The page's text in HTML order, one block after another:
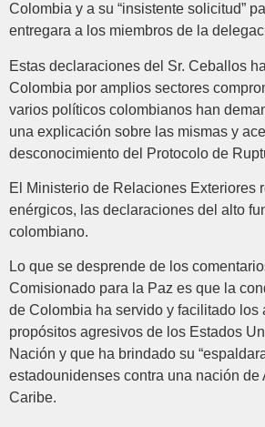
Colombia y a su “insistente solicitud”
entregara a los miembros de la
Estas declaraciones del Sr. Ceballos
Colombia por amplios sectores
varios políticos colombianos han
una explicación sobre las mismas y
desconocimiento del Protocolo de
El Ministerio de Relaciones Exteriores
enérgicos, las declaraciones del alto
colombiano.
Lo que se desprende de los
Comisionado para la Paz es que la
de Colombia ha servido y facilitado los
propósitos agresivos de los Estados
Nación y que ha brindado su
estadounidenses contra una nación de
Caribe.